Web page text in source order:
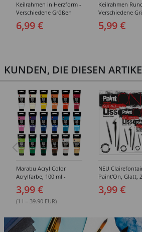
Keilrahmen in Herzform -
Verschiedene Größen
6,99 €
Keilrahmen
Verschiedene
5,99 €
KUNDEN, DIE DIESEN
Marabu Acryl Color
Acrylfarbe, 100 ml -
Verschiedene Farbtöne
3,99 €
(1 l = 39.90 EUR)
NEU
Paint'On, Glatt,
250g/qm -
Größen
3,99 €